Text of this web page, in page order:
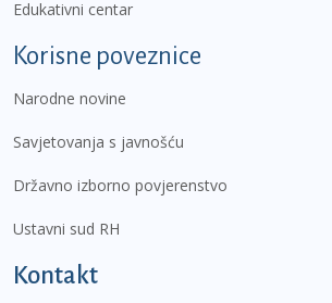
Edukativni centar
Korisne poveznice
Narodne novine
Savjetovanja s javnošću
Državno izborno povjerenstvo
Ustavni sud RH
Kontakt